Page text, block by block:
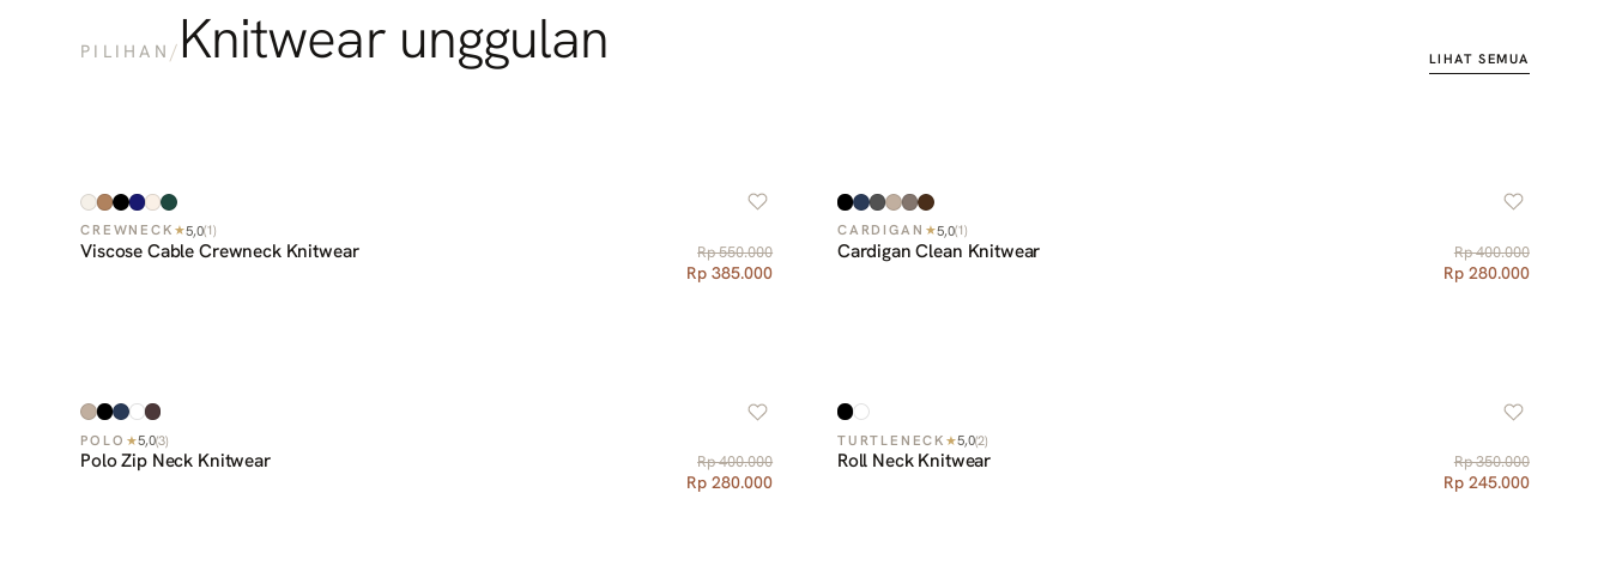
PILIHAN / Knitwear unggulan LIHAT SEMUA
CREWNECK ★5,0(1)
Viscose Cable Crewneck Knitwear Rp 550.000
Rp 385.000
CARDIGAN ★5,0(1)
Cardigan Clean Knitwear Rp 400.000
Rp 280.000
POLO ★5,0(3)
Polo Zip Neck Knitwear Rp 400.000
Rp 280.000
TURTLENECK ★5,0(2)
Roll Neck Knitwear Rp 350.000
Rp 245.000